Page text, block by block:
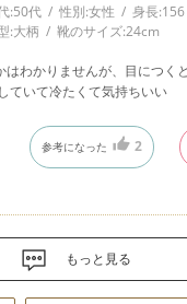
:50代 性別:女性 身長:
:大柄 靴のサイズ:24cm
わかりませんが、目につく
ていて冷たくて気持ちいい
参考になった 2
もっと見る